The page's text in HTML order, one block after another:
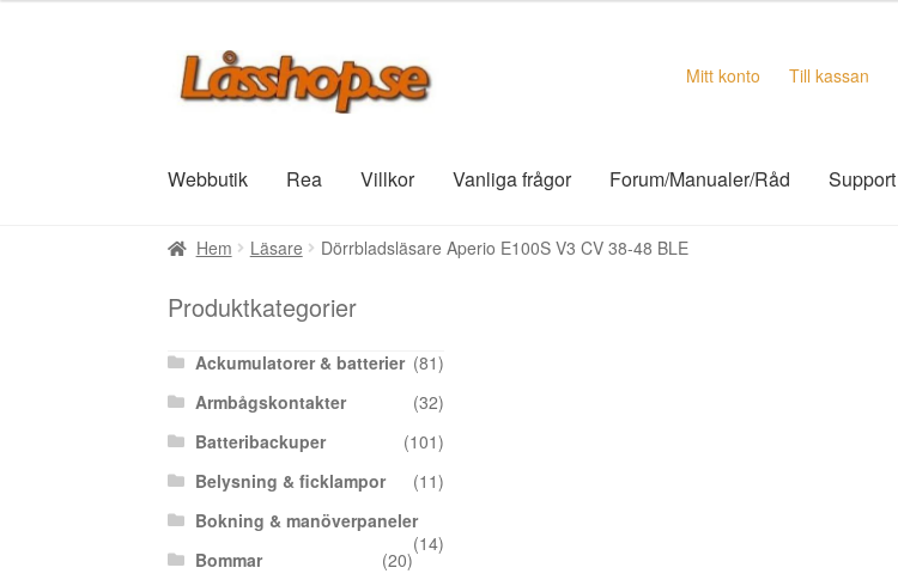
Hoppa
till
Hoppa
till
Mitt konto Till kassan
Webbutik Rea Villkor Vanliga frågor Forum/Manualer/Råd Support
Hem Läsare Dörrbladsläsare Aperio E100S V3 CV 38-48 BLE
Produktkategorier
Ackumulatorer & batterier (81)
Armbågskontakter
(32)
Batteribackuper
(101)
Belysning & ficklampor
(11)
Bokning & manöverpaneler
(14)
Bommar
(20)